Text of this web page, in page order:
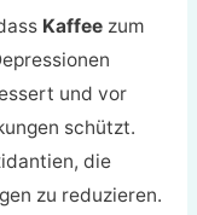
Kaffeezum
und vor
schützt.
die
zu reduzieren.